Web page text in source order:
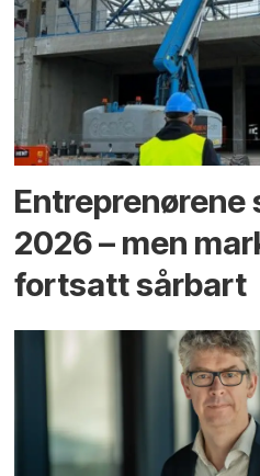
Entreprenørene
2026 – men
fortsatt sårbart